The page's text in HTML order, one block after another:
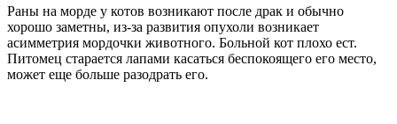
Раны на морде у котов возникают после драк и обычно
хорошо заметны, из-за развития опухоли возникает
асимметрия мордочки животного. Больной кот плохо ест.
Питомец старается лапами касаться беспокоящего его место,
может еще больше разодрать его.